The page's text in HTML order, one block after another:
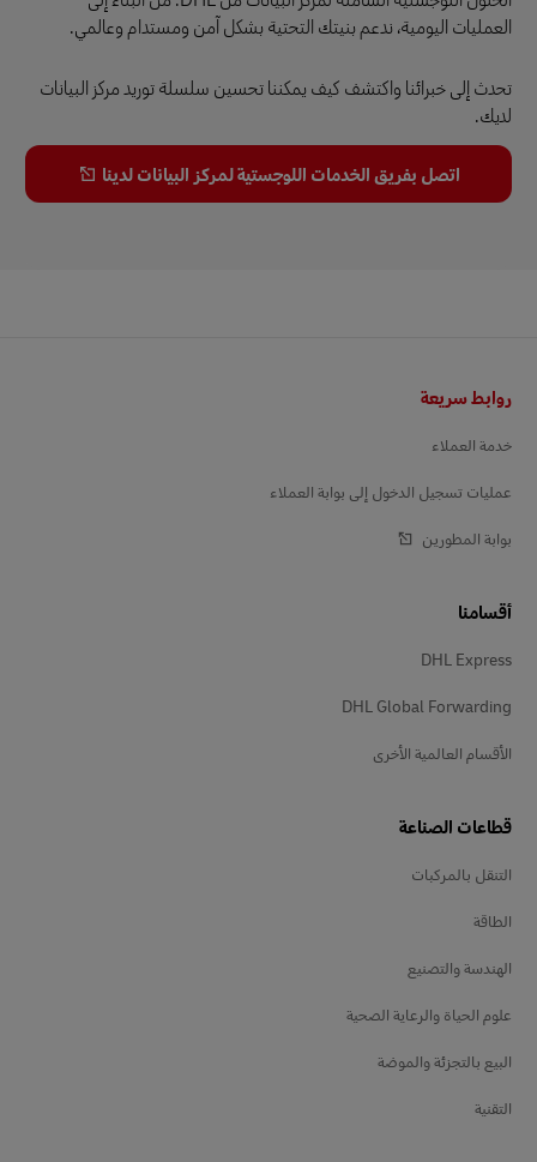
العمليات اليومية، ندعم بنيتك التحتية بشكل آمن ومستدام وعالمي.
تحدث إلى خبرائنا واكتشف كيف يمكننا تحسين سلسلة توريد مركز البيانات
لديك.
اتصل بفريق الخدمات اللوجستية لمركز البيانات لدينا
روابط سريعة
خدمة العملاء
عمليات تسجيل الدخول إلى بوابة العملاء
بوابة المطورين
أقسامنا
DHL Express
DHL Global Forwarding
الأقسام العالمية الأخرى
قطاعات الصناعة
التنقل بالمركبات
الطاقة
الهندسة والتصنيع
علوم الحياة والرعاية الصحية
البيع بالتجزئة والموضة
التقنية